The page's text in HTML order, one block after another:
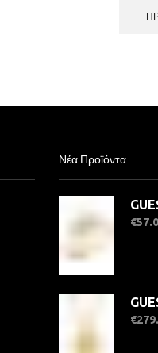
Νέα Προϊόντα
€
€